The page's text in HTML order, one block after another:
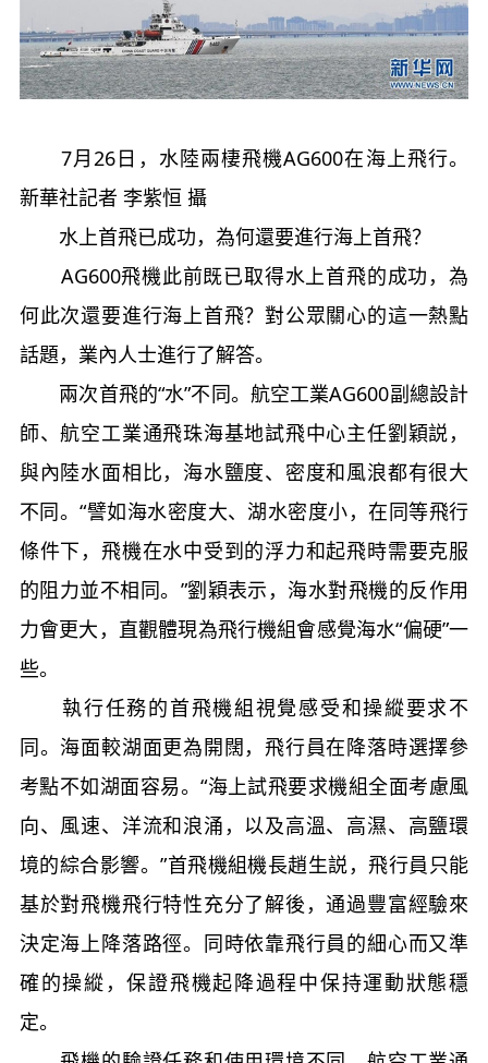
7月26日，水陸兩棲飛機AG600在海上飛行。
新華社記者 李紫恒 攝
水上首飛已成功，為何還要進行海上首飛？
AG600飛機此前既已取得水上首飛的成功，為
何此次還要進行海上首飛？對公眾關心的這一熱點
話題，業內人士進行了解答。
兩次首飛的“水”不同。航空工業AG600副總設計
師、航空工業通飛珠海基地試飛中心主任劉穎説，
與內陸水面相比，海水鹽度、密度和風浪都有很大
不同。“譬如海水密度大、湖水密度小，在同等飛行
條件下，飛機在水中受到的浮力和起飛時需要克服
的阻力並不相同。”劉穎表示，海水對飛機的反作用
力會更大，直觀體現為飛行機組會感覺海水“偏硬”一
些。
執行任務的首飛機組視覺感受和操縱要求不
同。海面較湖面更為開闊，飛行員在降落時選擇參
考點不如湖面容易。“海上試飛要求機組全面考慮風
向、風速、洋流和浪涌，以及高溫、高濕、高鹽環
境的綜合影響。”首飛機組機長趙生説，飛行員只能
基於對飛機飛行特性充分了解後，通過豐富經驗來
決定海上降落路徑。同時依靠飛行員的細心而又準
確的操縱，保證飛機起降過程中保持運動狀態穩
定。